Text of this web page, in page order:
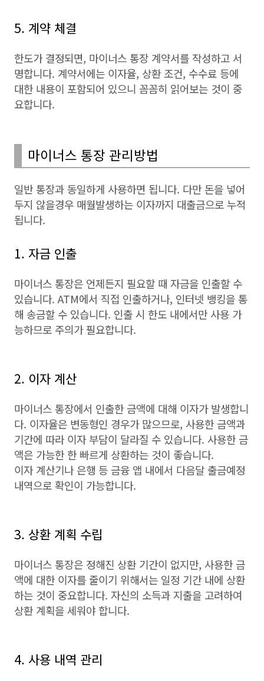
5. 계약 체결
한도가 결정되면, 마이너스 통장 계약서를 작성하고 서
명합니다. 계약서에는 이자율, 상환 조건, 수수료 등에
대한 내용이 포함되어 있으니 꼼꼼히 읽어보는 것이 중
요합니다.
마이너스 통장 관리방법
일반 통장과 동일하게 사용하면 됩니다. 다만 돈을 넣어
두지 않을경우 매월발생하는 이자까지 대출금으로 누적
됩니다.
1. 자금 인출
마이너스 통장은 언제든지 필요할 때 자금을 인출할 수
있습니다. ATM에서 직접 인출하거나, 인터넷 뱅킹을 통
해 송금할 수 있습니다. 인출 시 한도 내에서만 사용 가
능하므로 주의가 필요합니다.
2. 이자 계산
마이너스 통장에서 인출한 금액에 대해 이자가 발생합니
다. 이자율은 변동형인 경우가 많으므로, 사용한 금액과
기간에 따라 이자 부담이 달라질 수 있습니다. 사용한 금
액은 가능한 한 빠르게 상환하는 것이 좋습니다.
이자 계산기나 은행 등 금융 앱 내에서 다음달 출금예정
내역으로 확인이 가능합니다.
3. 상환 계획 수립
마이너스 통장은 정해진 상환 기간이 없지만, 사용한 금
액에 대한 이자를 줄이기 위해서는 일정 기간 내에 상환
하는 것이 중요합니다. 자신의 소득과 지출을 고려하여
상환 계획을 세워야 합니다.
4. 사용 내역 관리